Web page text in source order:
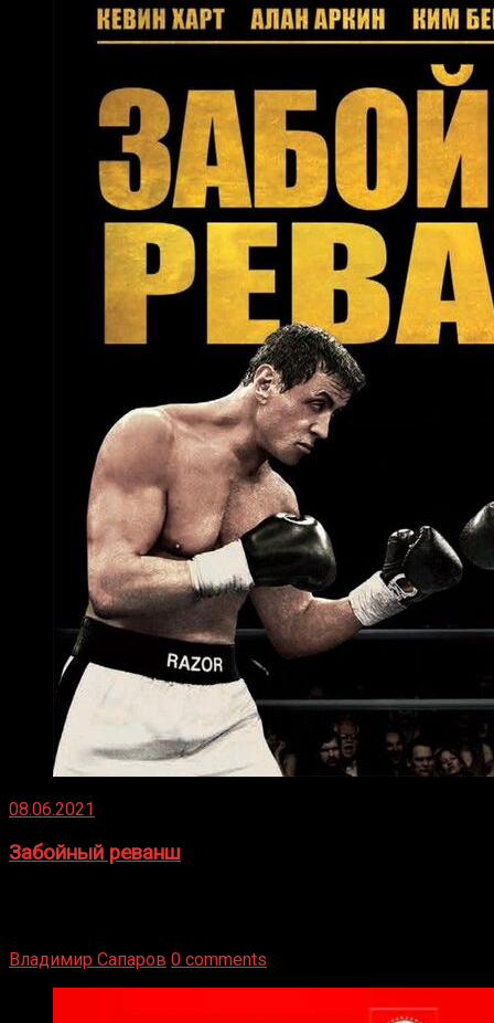
08.06.2021
Забойный реванш
Владимир Сапаров 0 comments